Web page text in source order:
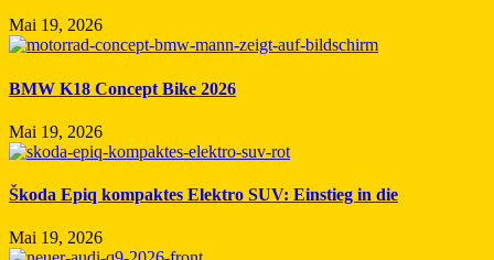
Mai 19, 2026
BMW K18 Concept Bike 2026
Mai 19, 2026
Škoda Epiq kompaktes Elektro SUV: Einstieg in die
Mai 19, 2026